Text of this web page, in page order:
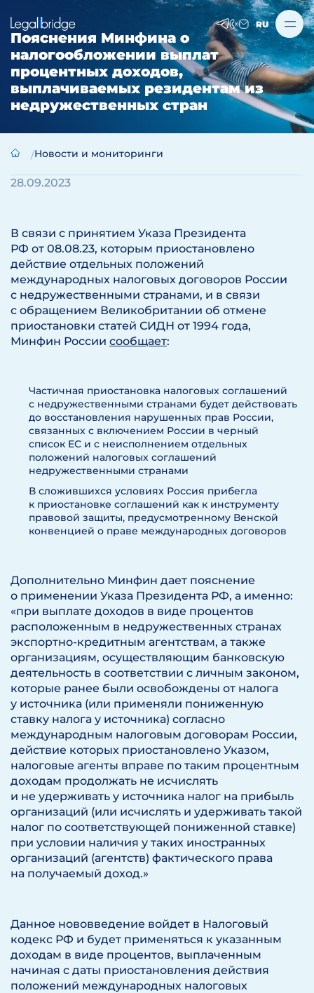
RU
Пояснения Минфина о
налогообложении выплат
процентных доходов,
выплачиваемых резидентам из
недружественных стран
Новости и мониторинги
28.09.2023
В связи с принятием Указа Президента
РФ от 08.08.23, которым приостановлено
действие отдельных положений
международных налоговых договоров России
с недружественными странами, и в связи
с обращением Великобритании об отмене
приостановки статей СИДН от 1994 года,
Минфин России сообщает:
Частичная приостановка налоговых соглашений
с недружественными странами будет действовать
до восстановления нарушенных прав России,
связанных с включением России в черный
список ЕС и с неисполнением отдельных
положений налоговых соглашений
недружественными странами
В сложившихся условиях Россия прибегла
к приостановке соглашений как к инструменту
правовой защиты, предусмотренному Венской
конвенцией о праве международных договоров
Дополнительно Минфин дает пояснение
о применении Указа Президента РФ, а именно:
«при выплате доходов в виде процентов
расположенным в недружественных странах
экспортно-кредитным агентствам, а также
организациям, осуществляющим банковскую
деятельность в соответствии с личным законом,
которые ранее были освобождены от налога
у источника (или применяли пониженную
ставку налога у источника) согласно
международным налоговым договорам России,
действие которых приостановлено Указом,
налоговые агенты вправе по таким процентным
доходам продолжать не исчислять
и не удерживать у источника налог на прибыль
организаций (или исчислять и удерживать такой
налог по соответствующей пониженной ставке)
при условии наличия у таких иностранных
организаций (агентств) фактического права
на получаемый доход.»
Данное нововведение войдет в Налоговый
кодекс РФ и будет применяться к указанным
доходам в виде процентов, выплаченным
начиная с даты приостановления действия
положений международных налоговых